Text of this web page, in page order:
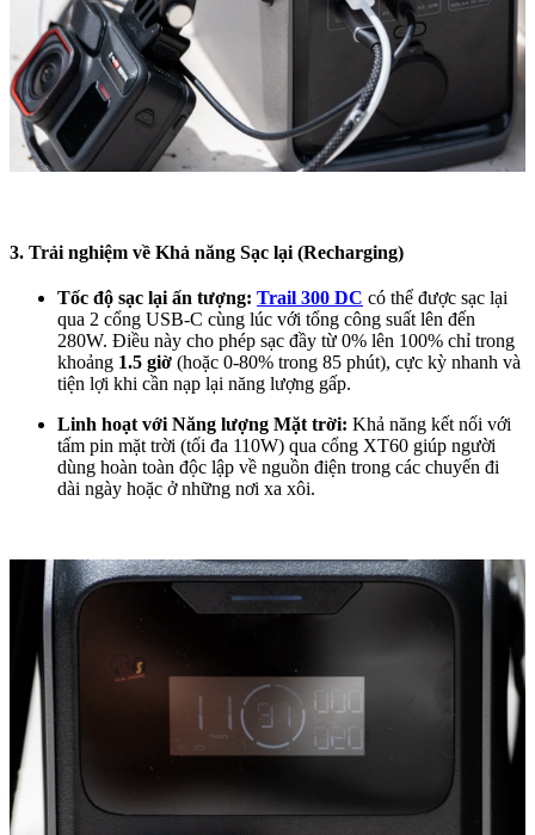
3. Trải nghiệm về Khả năng Sạc lại (Recharging)
Tốc độ sạc lại ấn tượng: Trail 300 DC có thể được sạc lại
qua 2 cổng USB-C cùng lúc với tổng công suất lên đến
280W. Điều này cho phép sạc đầy từ 0% lên 100% chỉ trong
khoảng 1.5 giờ (hoặc 0-80% trong 85 phút), cực kỳ nhanh và
tiện lợi khi cần nạp lại năng lượng gấp.
Linh hoạt với Năng lượng Mặt trời: Khả năng kết nối với
tấm pin mặt trời (tối đa 110W) qua cổng XT60 giúp người
dùng hoàn toàn độc lập về nguồn điện trong các chuyến đi
dài ngày hoặc ở những nơi xa xôi.